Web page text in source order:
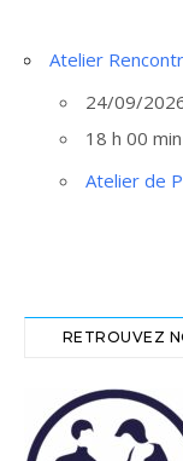
Atelier
24/09/
18 h 00 min
Atelier de
RETROUVEZ